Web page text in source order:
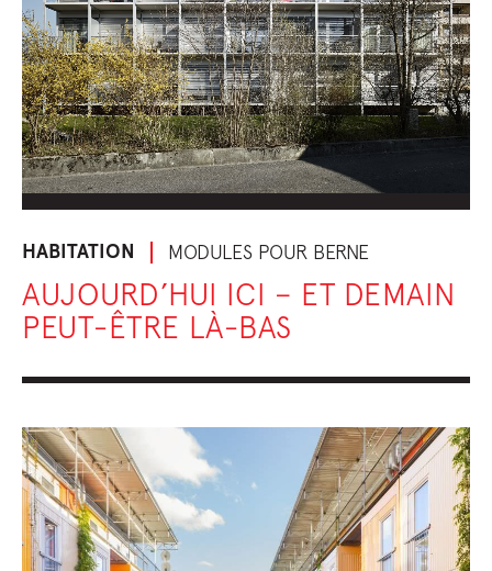
HABITATION MODULES POUR BERNE
AUJOURD’HUI ICI – ET DEMAIN
PEUT-ÊTRE LÀ-BAS